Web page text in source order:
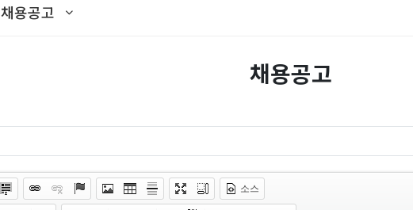
채용공고
채용공고
소스